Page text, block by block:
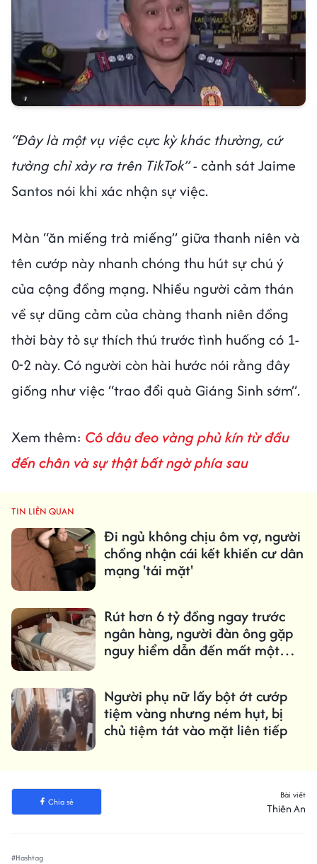
“Đây là một vụ việc cực kỳ khác thường, cứ
tưởng chỉ xảy ra trên TikTok”- cảnh sát Jaime
Santos nói khi xác nhận sự việc.
Màn “ăn miếng trả miếng” giữa thanh niên và
tên cướp này nhanh chóng thu hút sự chú ý
của cộng đồng mạng. Nhiều người cảm thán
về sự dũng cảm của chàng thanh niên đồng
thời bày tỏ sự thích thú trước tình huống có 1-
0-2 này. Có người còn hài hước nói rằng đây
giống như việc “trao đổi quà Giáng Sinh sớm”.
Xem thêm: Cô dâu đeo vàng phủ kín từ đầu
đến chân và sự thật bất ngờ phía sau
TIN LIÊN QUAN
Đi ngủ không chịu ôm vợ, người
chồng nhận cái kết khiến cư dân
mạng 'tái mặt'
Rút hơn 6 tỷ đồng ngay trước
ngân hàng, người đàn ông gặp
nguy hiểm dẫn đến mất một
Người phụ nữ lấy bột ớt cướp
tiệm vàng nhưng ném hụt, bị
chủ tiệm tát vào mặt liên tiếp
Chia sẻ
Bài viết
Thiên An
#Hashtag